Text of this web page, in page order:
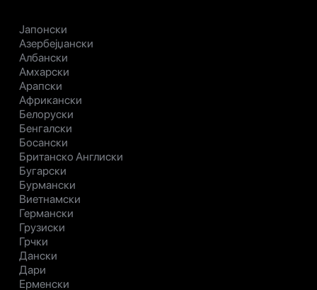
Јапонски
Азербејџански
Албански
Амхарски
Арапски
Африкански
Белоруски
Бенгалски
Босански
Британско Англиски
Бугарски
Бурмански
Виетнамски
Германски
Грузиски
Грчки
Дански
Дари
Ерменски